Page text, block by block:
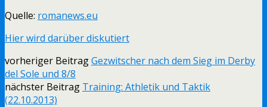
Quelle: romanews.eu
Hier wird darüber diskutiert
vorheriger BeitragGezwitscher nach dem Sieg im Derby
del Sole und 8/8
nächster Beitrag Training: Athletik und Taktik
(22.10.2013)